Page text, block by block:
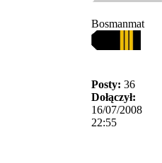
Bosmanmat
Posty: 36
Dołączył:
16/07/2008
22:55